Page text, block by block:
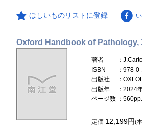
ほしいものリストに登録
Oxford Handbook of Pathology,
著者
：
ISBN
：978-
出版社
：
出版年
：2024
ページ数 ：560pp.
定価 12,199円(